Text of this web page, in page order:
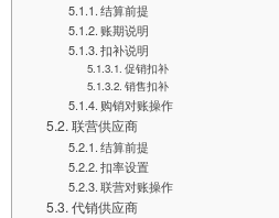
结算前提
账期说明
扣补说明
促销扣补
销售扣补
购销对账操作
联营供应商
结算前提
扣率设置
联营对账操作
代销供应商